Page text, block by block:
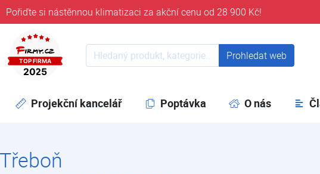
Pořiďte si nástěnnou klimatizaci za akční cenu od 28 900 Kč!
časem 32 let
Prohledat web Prohledat web
Projekční kancelář Poptávka O nás